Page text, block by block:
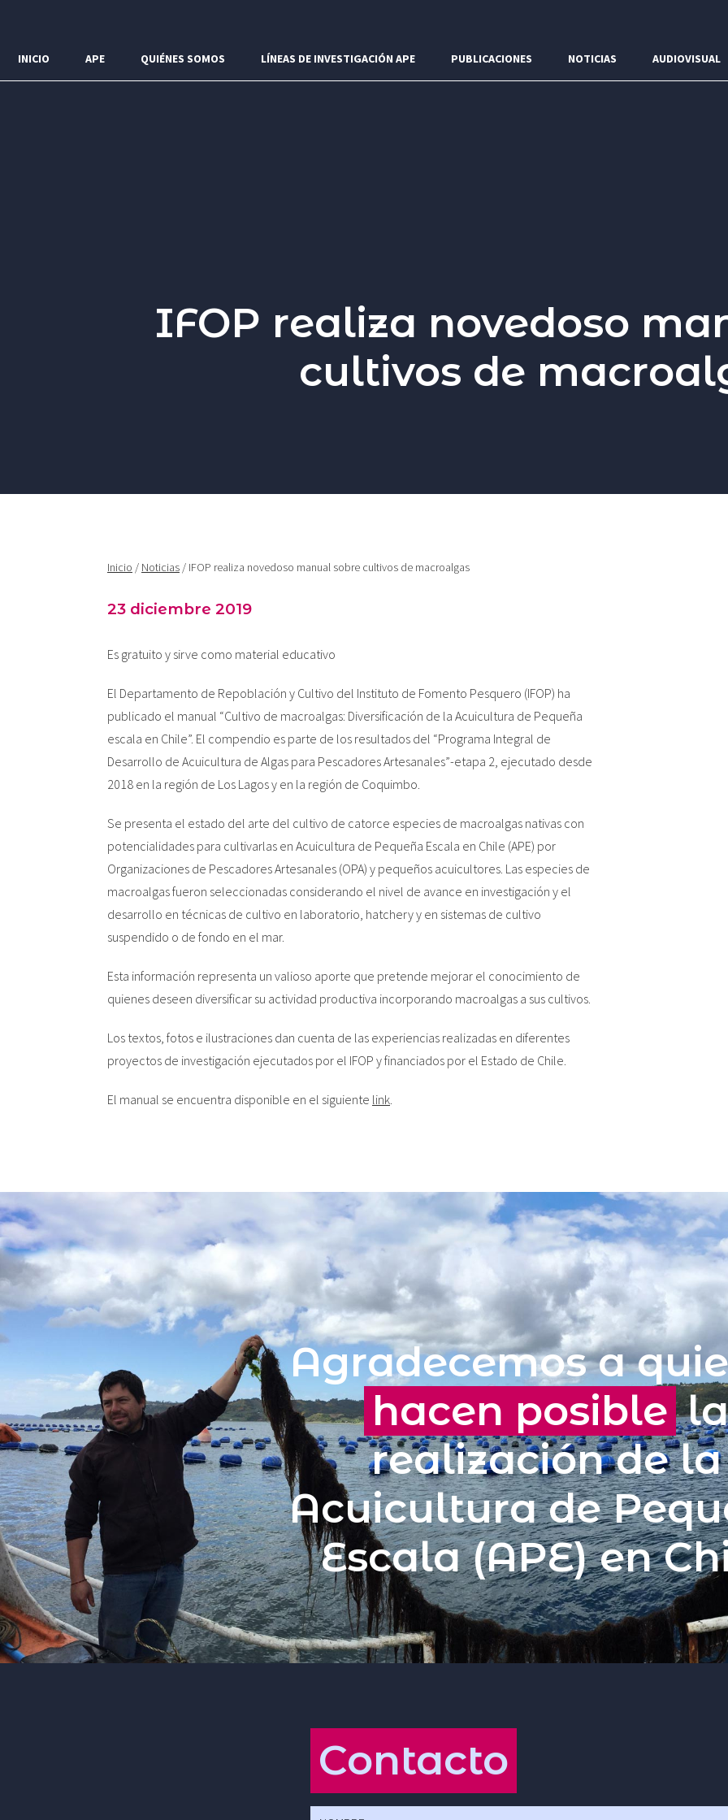
Quiénes somos
Líneas de investigación APE
Publicaciones
Noticias
Audiovisual
INICIO APE QUIÉNES SOMOS LÍNEAS DE INVESTIGACIÓN APE PUBLICACIONES NOTICIAS AUDIOVISUAL
IFOP realiza novedoso
cultivos de
Inicio / Noticias / IFOP realiza novedoso manual sobre cultivos de macroalgas
23 diciembre 2019
Es gratuito y sirve como material educativo
El Departamento de Repoblación y Cultivo del Instituto de Fomento Pesquero (IFOP) ha
publicado el manual “Cultivo de macroalgas: Diversificación de la Acuicultura de Pequeña
escala en Chile”. El compendio es parte de los resultados del “Programa Integral de
Desarrollo de Acuicultura de Algas para Pescadores Artesanales”-etapa 2, ejecutado desde
2018 en la región de Los Lagos y en la región de Coquimbo.
Se presenta el estado del arte del cultivo de catorce especies de macroalgas nativas con
potencialidades para cultivarlas en Acuicultura de Pequeña Escala en Chile (APE) por
Organizaciones de Pescadores Artesanales (OPA) y pequeños acuicultores. Las especies de
macroalgas fueron seleccionadas considerando el nivel de avance en investigación y el
desarrollo en técnicas de cultivo en laboratorio, hatchery y en sistemas de cultivo
suspendido o de fondo en el mar.
Esta información representa un valioso aporte que pretende mejorar el conocimiento de
quienes deseen diversificar su actividad productiva incorporando macroalgas a sus cultivos.
Los textos, fotos e ilustraciones dan cuenta de las experiencias realizadas en diferentes
proyectos de investigación ejecutados por el IFOP y financiados por el Estado de Chile.
El manual se encuentra disponible en el siguiente link.
Agradecemos a
hacen posiblela
realización de la
Acuicultura de
Escala (APE) en
Contacto